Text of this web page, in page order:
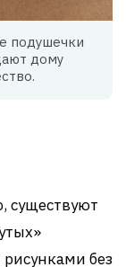
подушечки
дому
существуют
без